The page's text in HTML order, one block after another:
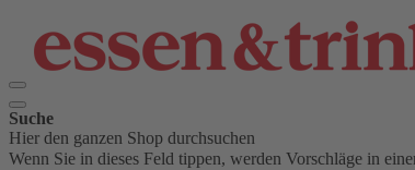
Suche
Hier den ganzen Shop durchsuchen
Wenn Sie in dieses Feld tippen, werden Vorschläge in